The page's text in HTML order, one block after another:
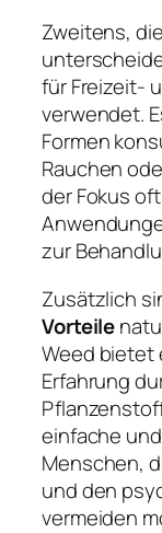
Zweitens, die
für Freizeit-
verwendet.
Formen
Rauchen
der Fokus
zur
Zusätzlich
Vorteile
Weed bietet
Erfahrung
einfache
Menschen,
und den
vermeiden